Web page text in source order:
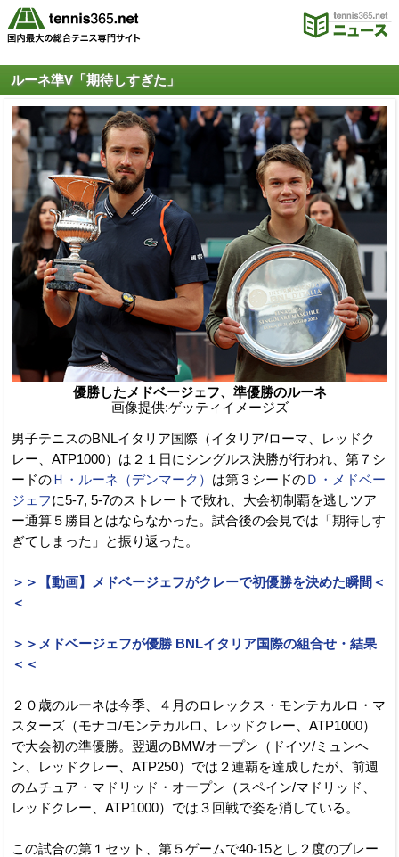
ルーネ準V「期待しすぎた」
優勝したメドベージェフ、準優勝のルーネ
画像提供:ゲッティイメージズ
男子テニスのBNLイタリア国際（イタリア/ローマ、レッドク
レー、ATP1000）は２１日にシングルス決勝が行われ、第７シ
ードのＨ・ルーネ（デンマーク） は第３シードのＤ・メドベー
ジェフに5-7, 5-7のストレートで敗れ、大会初制覇を逃しツア
ー通算５勝目とはならなかった。試合後の会見では「期待しす
ぎてしまった」と振り返った。
＞＞【動画】メドベージェフがクレーで初優勝を決めた瞬間＜
＜
＞＞メドベージェフが優勝 BNLイタリア国際の組合せ・結果
＜＜
２０歳のルーネは今季、４月のロレックス・モンテカルロ・マ
スターズ（モナコ/モンテカルロ、レッドクレー、ATP1000）
で大会初の準優勝。翌週のBMWオープン（ドイツ/ミュンヘ
ン、レッドクレー、ATP250）では２連覇を達成したが、前週
のムチュア・マドリッド・オープン（スペイン/マドリッド、
レッドクレー、ATP1000）では３回戦で姿を消している。
この試合の第１セット、第５ゲームで40-15とし２度のブレー